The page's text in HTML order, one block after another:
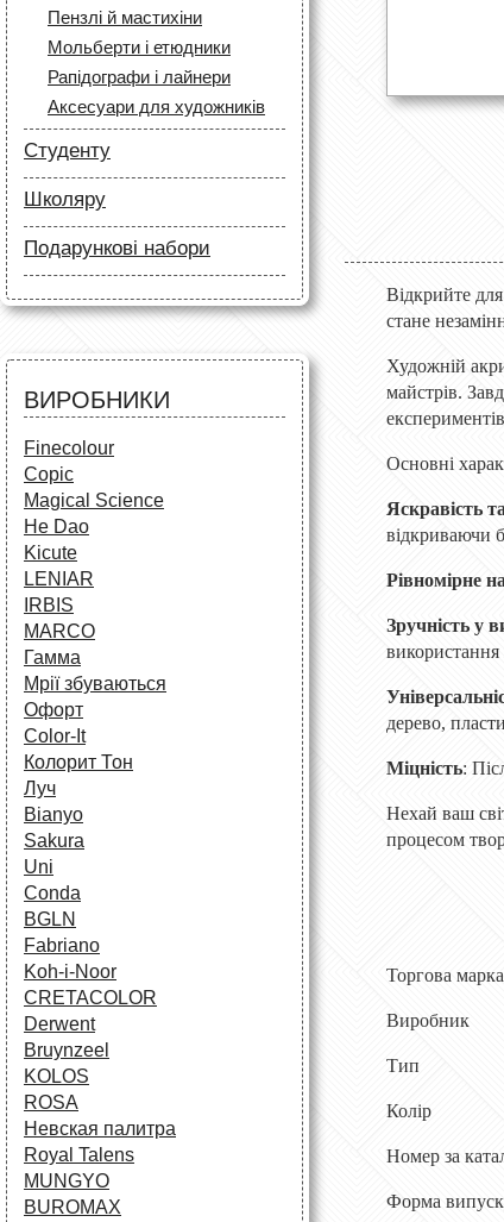
Пензлі й мастихіни
Мольберти і етюдники
Рапідографи і лайнери
Аксесуари для художників
Студенту
Папір
Лайнери
Маркери
Олівці
Все для креслення
Школяру
Папір
Маркери
Все для креслення
Все для творчості
Аксесуари для школярів
Подарункові набори
Олівці
Фарби та пензлі
ВИРОБНИКИ
Finecolour
Copic
Magical Science
He Dao
Kicute
LENIAR
IRBIS
MARCO
Гамма
Мрії збуваються
Офорт
Сolor-It
Колорит Тон
Луч
Bianyo
Sakura
Uni
Conda
BGLN
Fabriano
Koh-i-Noor
CRETACOLOR
Derwent
Bruynzeel
KOLOS
ROSA
Невская палитра
Royal Talens
MUNGYO
BUROMAX
Відкрийте
стане
Художній
майстрів.
Основні
Яскравість
відкриваючи
Рівномірне
Зручність у
використання
дерево,
Міцність:
Нехай ваш
процесом
Торгова
Тип
Колір
Номер за
Форма